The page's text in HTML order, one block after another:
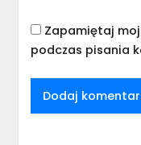
Zapamiętaj
podczas pisania